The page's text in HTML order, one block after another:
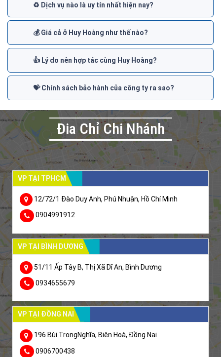
♻️ Dịch vụ nào là uy tín nhất hiện nay?
💰 Giá cả ở Huy Hoàng như thế nào?
👍 Lý do nên hợp tác cùng Huy Hoàng?
💝 Chính sách bảo hành của công ty ra sao?
Đia Chỉ Chi Nhánh
VP TẠI TPHCM
12/72/1 Đào Duy Anh, Phú Nhuận, Hồ Chí Minh
0904991912
VP TẠI BÌNH DƯƠNG
51/11 Ấp Tây B, Thị Xã Dĩ An, Bình Dương
0934655679
VP TẠI ĐỒNG NAI
196 Bùi TrọngNghĩa, Biên Hoà, Đồng Nai
0906700438